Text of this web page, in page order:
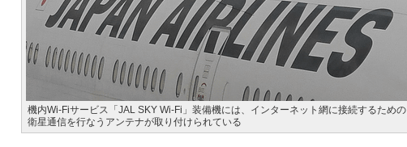
機内Wi-Fiサービス「JAL SKY Wi-Fi」装備機には、インターネット網に接続するための
衛星通信を行なうアンテナが取り付けられている